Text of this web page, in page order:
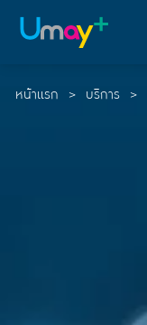
หน้าแรก บริการ